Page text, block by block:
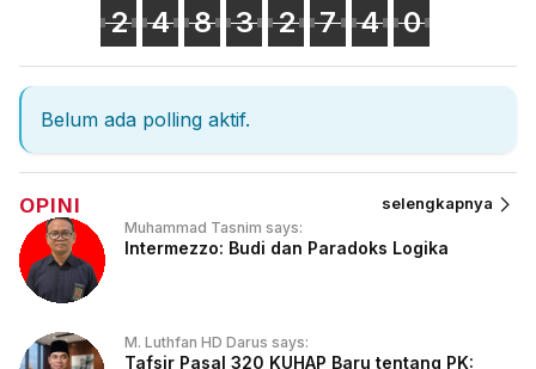
2 4 8 3 2 7 4 0
Belum ada polling aktif.
OPINI selengkapnya
Muhammad Tasnim says:
Intermezzo: Budi dan Paradoks Logika
M. Luthfan HD Darus says:
Tafsir Pasal 320 KUHAP Baru tentang PK: